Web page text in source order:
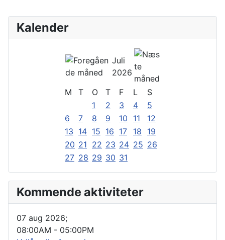
Kalender
Juli
2026
M
T O T F L
S
1
2 3 4
5
6
7 8 9 10 11
12
13 14 15 16 17 18
19
20 21 22 23 24 25 26
27 28 29 30 31
Kommende aktiviteter
07 aug 2026;
08:00AM - 05:00PM